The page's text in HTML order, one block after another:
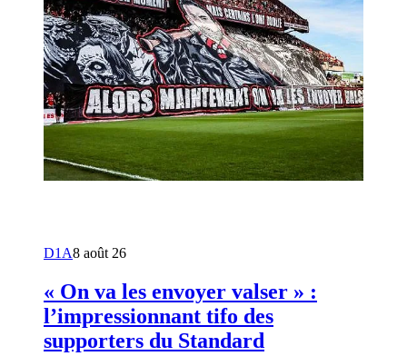
D1A8 août 26
« On va les envoyer valser » :
l’impressionnant tifo des
supporters du Standard